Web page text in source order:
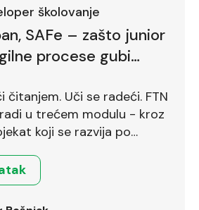
školovanje
SAFe – zašto junior
procese gubi
čitanjem. Uči se radeći. FTN
u trećem modulu - kroz
koji se razvija po